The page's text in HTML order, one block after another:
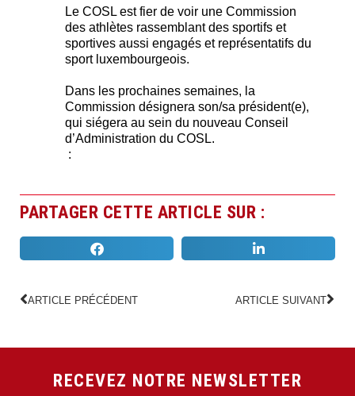
Le COSL est fier de voir une Commission
des athlètes rassemblant des sportifs et
sportives aussi engagés et représentatifs du
sport luxembourgeois.
Dans les prochaines semaines, la
Commission désignera son/sa président(e),
qui siégera au sein du nouveau Conseil
d’Administration du COSL.
:
PARTAGER CETTE ARTICLE SUR :
ARTICLE PRÉCÉDENT ARTICLE SUIVANT
RECEVEZ NOTRE NEWSLETTER